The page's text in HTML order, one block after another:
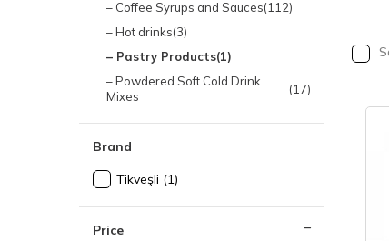
– Coffee Syrups and Sauces(112)
– Hot drinks(3)
– Pastry Products(1)
– Powdered Soft Cold Drink
Mixes
(17)
Brand
Tikveşli (1)
Price